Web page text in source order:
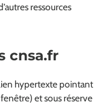
ressources
cnsa.fr
lien hypertexte pointant
et sous réserve